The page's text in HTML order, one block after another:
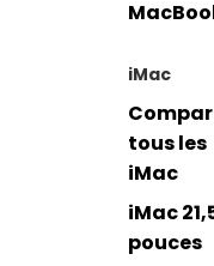
iMac
tous les
iMac
iMac
pouces